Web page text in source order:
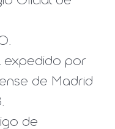
expedido por
de Madrid
de